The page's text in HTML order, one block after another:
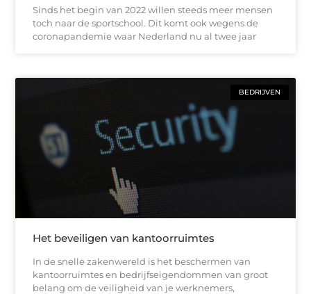
Sinds het begin van 2022 willen steeds meer mensen
toch naar de sportschool. Dit komt ook wegens de
coronapandemie waar Nederland nu al twee jaar
BEDRIJVEN
Het beveiligen van kantoorruimtes
In de snelle zakenwereld is het beschermen van
kantoorruimtes en bedrijfseigendommen van groot
belang om de veiligheid van je werknemers,